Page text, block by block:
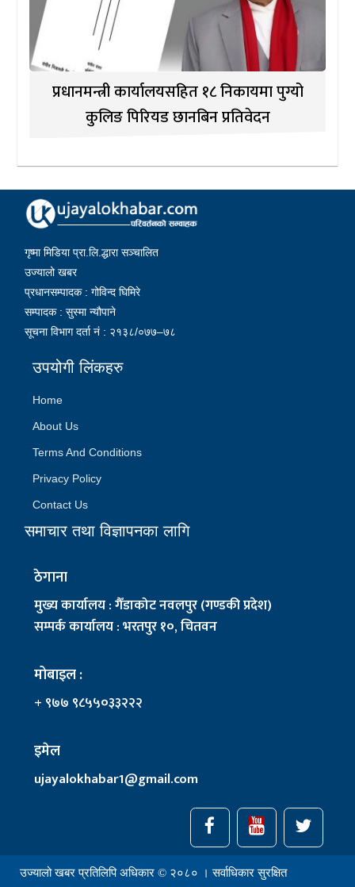
प्रधानमन्त्री कार्यालयसहित १८ निकायमा पुग्यो
कुलिङ पिरियड छानबिन प्रतिवेदन
गृष्मा मिडिया प्रा.लि.द्धारा सञ्चालित
उज्यालो खबर
प्रधानसम्पादक : गोविन्द घिमिरे
सम्पादक : सुस्मा न्यौपाने
सूचना विभाग दर्ता नं : २१३८/०७७–७८
उपयोगी लिंकहरु
Home
About Us
Terms And Conditions
Privacy Policy
Contact Us
समाचार तथा विज्ञापनका लागि
ठेगाना
मुख्य कार्यालय : गैँडाकोट नवलपुर (गण्डकी प्रदेश)
सम्पर्क कार्यालय : भरतपुर १०, चितवन
मोबाइल :
+ ९७७ ९८५५०३३२२२
इमेल
ujayalokhabar1@gmail.com
उज्यालो खबर प्रतिलिपि अधिकार © २०८० । सर्वाधिकार सुरक्षित